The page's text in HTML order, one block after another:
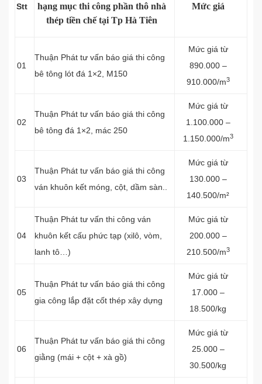
Stt
hạng mục thi công phần thô nhà
thép tiền chế tại Tp Hà Tiên
Mức giá
01
Thuận Phát tư vấn báo giá thi công
bê tông lót đá 1×2, M150
Mức giá từ
890.000 –
910.000/m3
02
Thuận Phát tư vấn báo giá thi công
bê tông đá 1×2, mác 250
Mức giá từ
1.100.000 –
1.150.000/m3
03
Thuận Phát tư vấn báo giá thi công
ván khuôn kết móng, cột, dầm sàn..
Mức giá từ
130.000 –
140.500/m²
04
Thuận Phát tư vấn thi công ván
khuôn kết cấu phức tạp (xilô, vòm,
lanh tô…)
Mức giá từ
200.000 –
210.500/m3
05
Thuận Phát tư vấn báo giá thi công
gia công lắp đặt cốt thép xây dựng
Mức giá từ
17.000 –
18.500/kg
06
Thuận Phát tư vấn báo giá thi công
giằng (mái + cột + xà gồ)
Mức giá từ
25.000 –
30.500/kg